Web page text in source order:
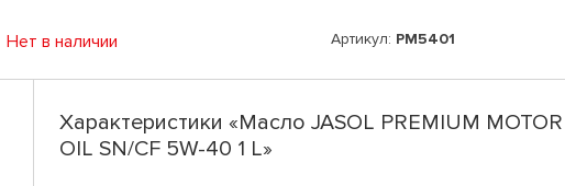
Нет в наличии Артикул: PM5401
Характеристики «Масло JASOL PREMIUM MOTOR
OIL SN/CF 5W-40 1 L»